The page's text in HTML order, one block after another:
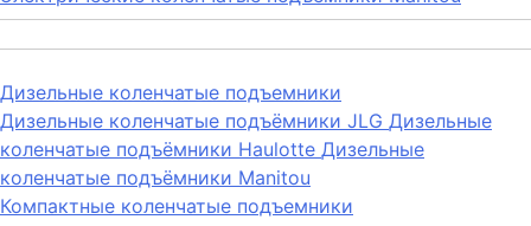
Дизельные коленчатые подъемники
Дизельные коленчатые подъёмники JLG Дизельные
коленчатые подъёмники Haulotte Дизельные
коленчатые подъёмники Manitou
Компактные коленчатые подъемники